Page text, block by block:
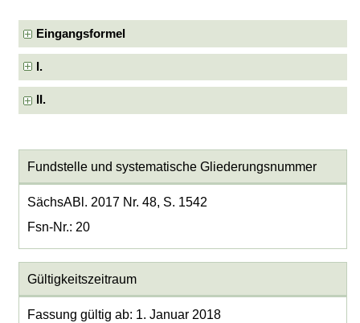
Eingangsformel
I.
II.
Fundstelle und systematische Gliederungsnummer
SächsABl. 2017 Nr. 48, S. 1542
Fsn-Nr.: 20
Gültigkeitszeitraum
Fassung gültig ab: 1. Januar 2018